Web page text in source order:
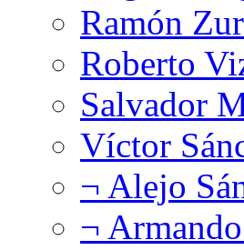
Ramón
Roberto
Salvador
Víctor
¬ Alejo
¬